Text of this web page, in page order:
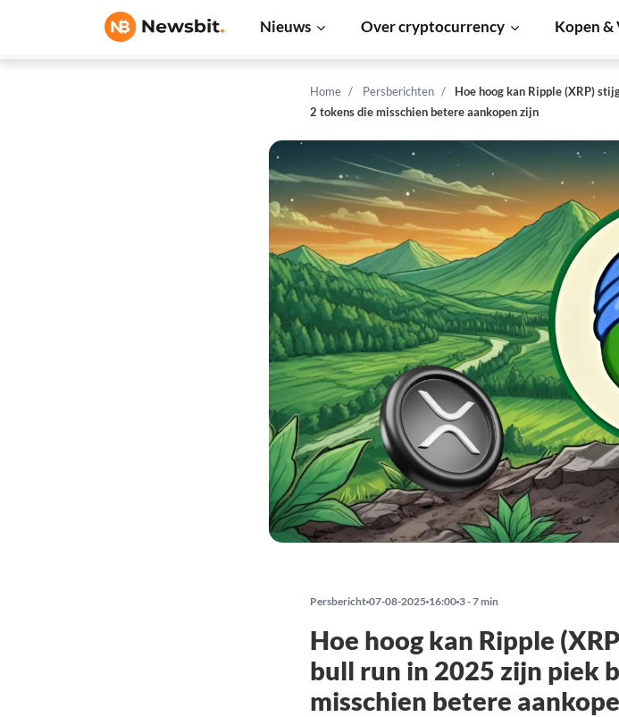
Nieuws Over cryptocurrency Kopen &
Home Persberichten
Hoe hoog kan Ripple (XRP)
2 tokens die misschien betere aankopen zijn
Persbericht 07-08-2025 16:00 3 - 7 min
Hoe hoog kan Ripple
bull run in 2025 zijn piek
misschien betere